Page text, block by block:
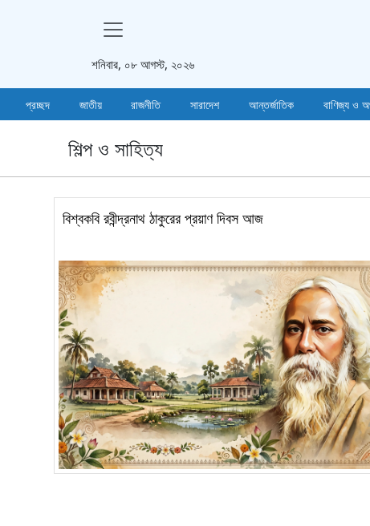
শনিবার, ০৮ আগস্ট, ২০২৬
প্রচ্ছদ জাতীয় রাজনীতি সারাদেশ আন্তর্জাতিক বাণিজ্য ও
শিল্প ও সাহিত্য
বিশ্বকবি রবীন্দ্রনাথ ঠাকুরের প্রয়াণ দিবস আজ